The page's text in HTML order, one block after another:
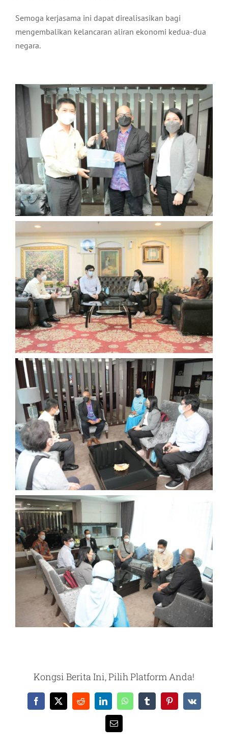
Semoga kerjasama ini dapat direalisasikan bagi
mengembalikan kelancaran aliran ekonomi kedua-dua
negara.
Kongsi Berita Ini, Pilih Platform Anda!
Facebook
X RedditLinkedInWhatsAppTumblrPinterest
Vk
Email